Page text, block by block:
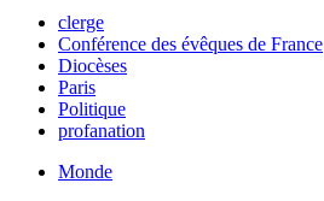
clerge
Conférence des évêques de France
Diocèses
Paris
Politique
profanation
Monde